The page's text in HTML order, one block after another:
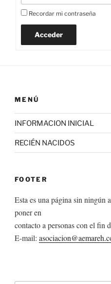
Recordar mi contraseña
Acceder
MENÚ
INFORMACION INICIAL
RECIÉN NACIDOS
FOOTER
Esta es una página sin ningún
poner en
contacto a personas con el fin
E-mail: